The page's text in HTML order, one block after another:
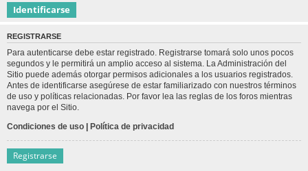
REGISTRARSE
Para autenticarse debe estar registrado. Registrarse tomará solo unos pocos
segundos y le permitirá un amplio acceso al sistema. La Administración del
Sitio puede además otorgar permisos adicionales a los usuarios registrados.
Antes de identificarse asegúrese de estar familiarizado con nuestros términos
de uso y políticas relacionadas. Por favor lea las reglas de los foros mientras
navega por el Sitio.
Condiciones de uso | Política de privacidad
Registrarse